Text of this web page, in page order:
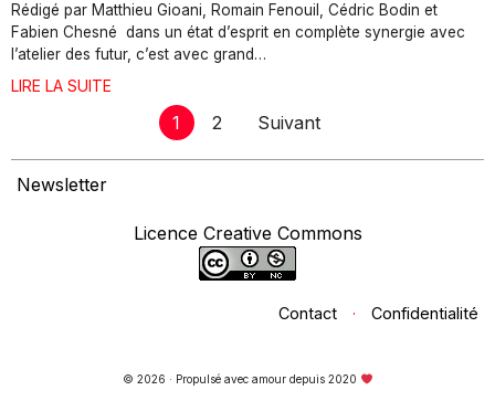
Rédigé par Matthieu Gioani, Romain Fenouil, Cédric Bodin et
Fabien Chesné dans un état d’esprit en complète synergie avec
l’atelier des futur, c’est avec grand…
LIRE LA SUITE
1 2 Suivant
Newsletter
Licence Creative Commons
Contact · Confidentialité
© 2026 · Propulsé avec amour depuis 2020